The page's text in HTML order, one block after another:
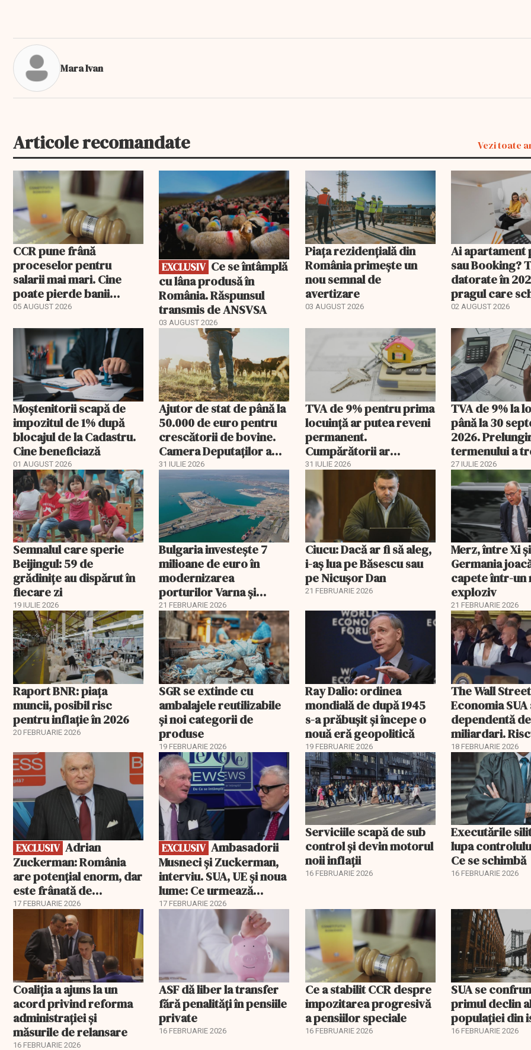
Mara Ivan
Articole recomandate Vezi toate
CCR pune frână
proceselor pentru
salarii mai mari. Cine
poate pierde banii
ceruți statului
05 AUGUST 2026
EXCLUSIV
EXCLUSIV
cu lâna produsă în
România. Răspunsul
transmis de ANSVSA
03 AUGUST 2026
Piața rezidențială din
România primește un
nou semnal de
avertizare
03 AUGUST 2026
Ai apartament
sau Booking?
datorate în
pragul care
regimul fiscal
02 AUGUST 2026
Moștenitorii scapă de
impozitul de 1% după
blocajul de la Cadastru.
Cine beneficiază
01 AUGUST 2026
Ajutor de stat de până la
50.000 de euro pentru
crescătorii de bovine.
Camera Deputaților a
aprobat schema
31 IULIE 2026
TVA de 9% pentru prima
locuință ar putea reveni
permanent.
Cumpărătorii ar
economisi zeci de mii de
31 IULIE 2026
TVA de 9% la
până la 30
2026.
termenului a
comisia din
27 IULIE 2026
Semnalul care sperie
Beijingul: 59 de
grădinițe au dispărut în
fiecare zi
19 IULIE 2026
Bulgaria investește 7
milioane de euro în
modernizarea
porturilor Varna și
Burgas
21 FEBRUARIE 2026
Ciucu: Dacă ar fi să aleg,
i-aș lua pe Băsescu sau
pe Nicușor Dan
21 FEBRUARIE 2026
Merz, între Xi
Germania
capete într-un
exploziv
21 FEBRUARIE 2026
Raport BNR: piața
muncii, posibil risc
pentru inflație în 2026
20 FEBRUARIE 2026
SGR se extinde cu
ambalajele reutilizabile
și noi categorii de
produse
19 FEBRUARIE 2026
Ray Dalio: ordinea
mondială de după 1945
s-a prăbușit și începe o
nouă eră geopolitică
19 FEBRUARIE 2026
The Wall
Economia
dependentă de
miliardari.
pentru burse
18 FEBRUARIE 2026
EXCLUSIV
EXCLUSIV
Zuckerman: România
are potențial enorm, dar
este frânată de
corupție, companii de
stat și influența
propagandei ruse
17 FEBRUARIE 2026
EXCLUSIV
EXCLUSIV Ambasadorii
Musneci și Zuckerman,
interviu. SUA, UE și noua
lume: Ce urmează
pentru România
17 FEBRUARIE 2026
Serviciile scapă de sub
control și devin motorul
noii inflații
16 FEBRUARIE 2026
Executările
lupa
Ce se schimbă
16 FEBRUARIE 2026
Coaliția a ajuns la un
acord privind reforma
administrației și
măsurile de relansare
16 FEBRUARIE 2026
ASF dă liber la transfer
fără penalități în pensiile
private
16 FEBRUARIE 2026
Ce a stabilit CCR despre
impozitarea progresivă
a pensiilor speciale
16 FEBRUARIE 2026
SUA se
primul declin
populației din
16 FEBRUARIE 2026